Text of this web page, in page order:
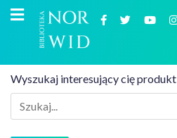
Wyszukaj interesujący cię produkt